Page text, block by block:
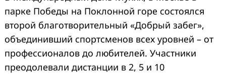
парке Победы на Поклонной горе состоялся
второй благотворительный «Добрый забег»,
объединивший спортсменов всех уровней – от
профессионалов до любителей. Участники
преодолевали дистанции в 2, 5 и 10